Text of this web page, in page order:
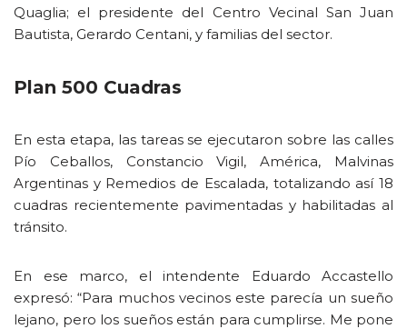
Quaglia; el presidente del Centro Vecinal San Juan
Bautista, Gerardo Centani, y familias del sector.
Plan 500 Cuadras
En esta etapa, las tareas se ejecutaron sobre las calles
Pío Ceballos, Constancio Vigil, América, Malvinas
Argentinas y Remedios de Escalada, totalizando así 18
cuadras recientemente pavimentadas y habilitadas al
tránsito.
En ese marco, el intendente Eduardo Accastello
expresó: “Para muchos vecinos este parecía un sueño
lejano, pero los sueños están para cumplirse. Me pone